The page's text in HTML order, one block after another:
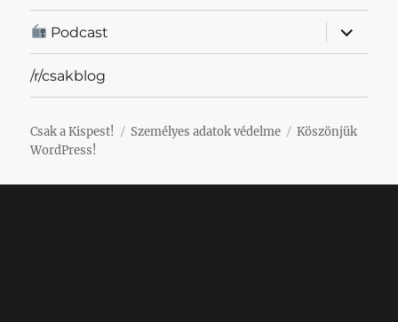
Podcast
almenü
/r/csakblog
Csak a Kispest! Személyes adatok védelme
Köszönjük
WordPress!